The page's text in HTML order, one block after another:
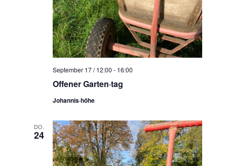
Offener Garten·tag
September 17 / 12:00 - 16:00
Johannis·höhe
DO.
24